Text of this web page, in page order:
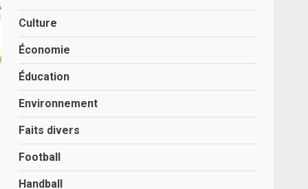
Culture
Économie
Éducation
Environnement
Faits divers
Football
Handball